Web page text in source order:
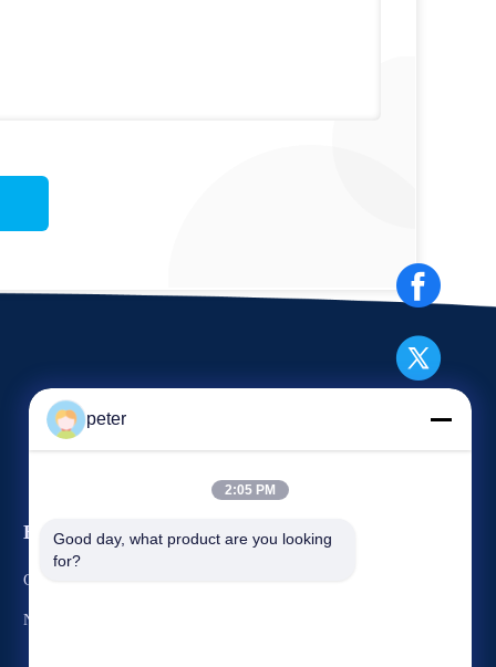
Evenementen
Gevallen
Nieuws
Verzoek Een Citaat
peter
2:05 PM
Good day, what product are you looking
for?